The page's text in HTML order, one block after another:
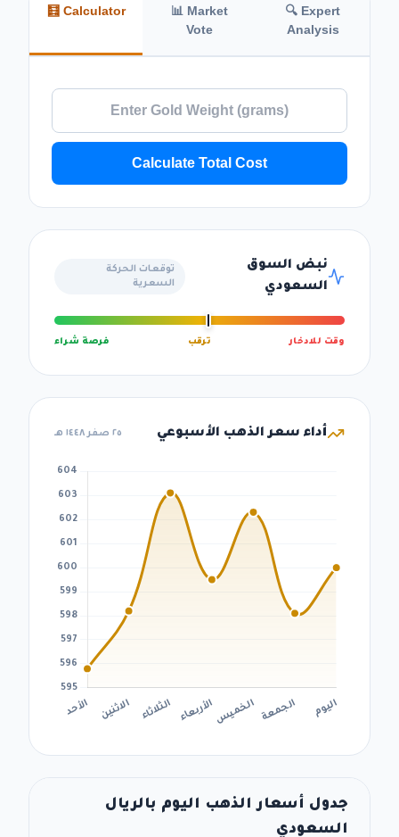
🧮 Calculator
📊 Market
Vote
🔍 Expert
Analysis
Calculate Total Cost
نبض السوق
السعودي
توقعات الحركة
السعرية
وقت للادخار ترقب فرصة شراء
أداء سعر الذهب الأسبوعي ٢٥ صفر ١٤٤٨ هـ
جدول أسعار الذهب اليوم بالريال
السعودي